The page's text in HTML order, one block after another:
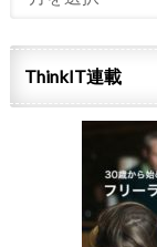
ThinkIT連載